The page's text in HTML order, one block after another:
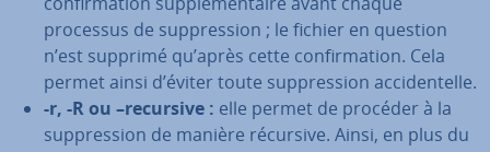
processus de sup­pres­sion ; le fichier en question
n’est supprimé qu’après cette con­fir­ma­tion. Cela
permet ainsi d’éviter toute sup­pres­sion ac­ci­den­telle.
-r, -R ou –recursive : elle permet de procéder à la
sup­pres­sion de manière récursive. Ainsi, en plus du